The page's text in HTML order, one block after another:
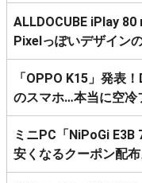
ALLDOCUBE iPlay
Pixelっぽいデザイン
「OPPO K15」発表
のスマホ…本当に空冷
ミニPC「NiPoGi
安くなるクーポン配